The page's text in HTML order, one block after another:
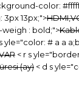
color:
13px;">
weigh : bold;">
# a a
< r s
(ay) < d s